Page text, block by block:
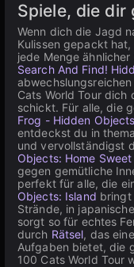
Spiele, die dir
Wenn dich die Jagd
Kulissen gepackt
jede Menge
Search And Find!
Cats World Tour dich
schickt. Für alle, die
Frog - Hidden Objects
entdeckst du in
und vervollständigst
Objects: Home Sweet
gegen gemütliche
perfekt für alle, die
Objects: Island bringt
Strände, in
sorgt so für echtes
durch Rätsel, das
Aufgaben bietet, die
100 Cats World Tour